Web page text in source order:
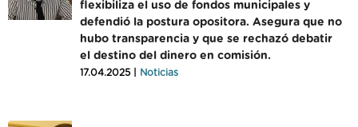
flexibiliza el uso de fondos municipales y
defendió la postura opositora. Asegura que no
hubo transparencia y que se rechazó debatir
el destino del dinero en comisión.
17.04.2025 | Noticias